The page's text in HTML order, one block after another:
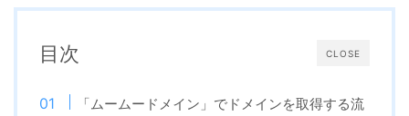
CLOSE
目次
「ムームードメイン」でドメインを取得する流